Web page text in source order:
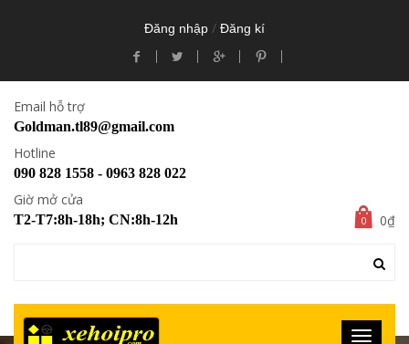
Đăng nhập / Đăng kí
Email hỗ trợ
Goldman.tl89@gmail.com
Hotline
090 828 1558 - 0963 828 022
Giờ mở cửa
T2-T7:8h-18h; CN:8h-12h 0 0₫